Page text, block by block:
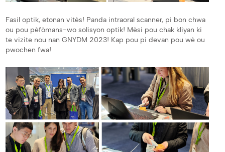
Fasil optik, etonan vitès! Panda intraoral scanner, pi bon chwa
ou pou pèfòmans-wo solisyon optik! Mèsi pou chak kliyan ki
te vizite nou nan GNYDM 2023! Kap pou pi devan pou wè ou
pwochen fwa!